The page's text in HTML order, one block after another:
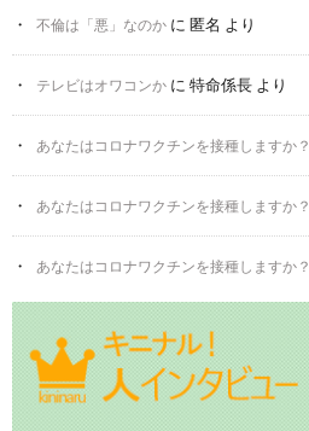
不倫は「悪」なのか に 匿名 より
テレビはオワコンか に 特命係長 より
あなたはコロナワクチンを接種しますか？
あなたはコロナワクチンを接種しますか？
あなたはコロナワクチンを接種しますか？